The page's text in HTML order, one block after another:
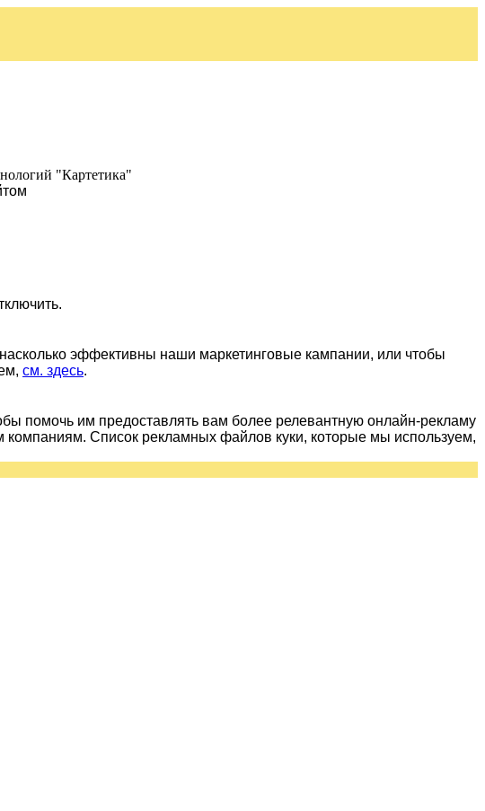
"Картетика"
эффективны наши маркетинговые кампании, или чтобы
см. здесь.
помочь им предоставлять вам более релевантную онлайн-рекламу
Список рекламных файлов куки, которые мы используем,